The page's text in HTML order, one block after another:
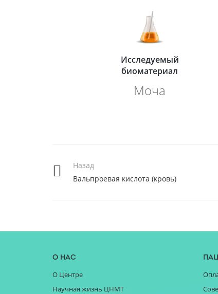
Исследуемый
биоматериал
Моча
Назад
Вальпроевая кислота (кровь)
О нас
О Центре
Научная жизнь ЦНМТ